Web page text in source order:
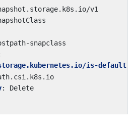
v1
snapclass
is-default-
:
Delete